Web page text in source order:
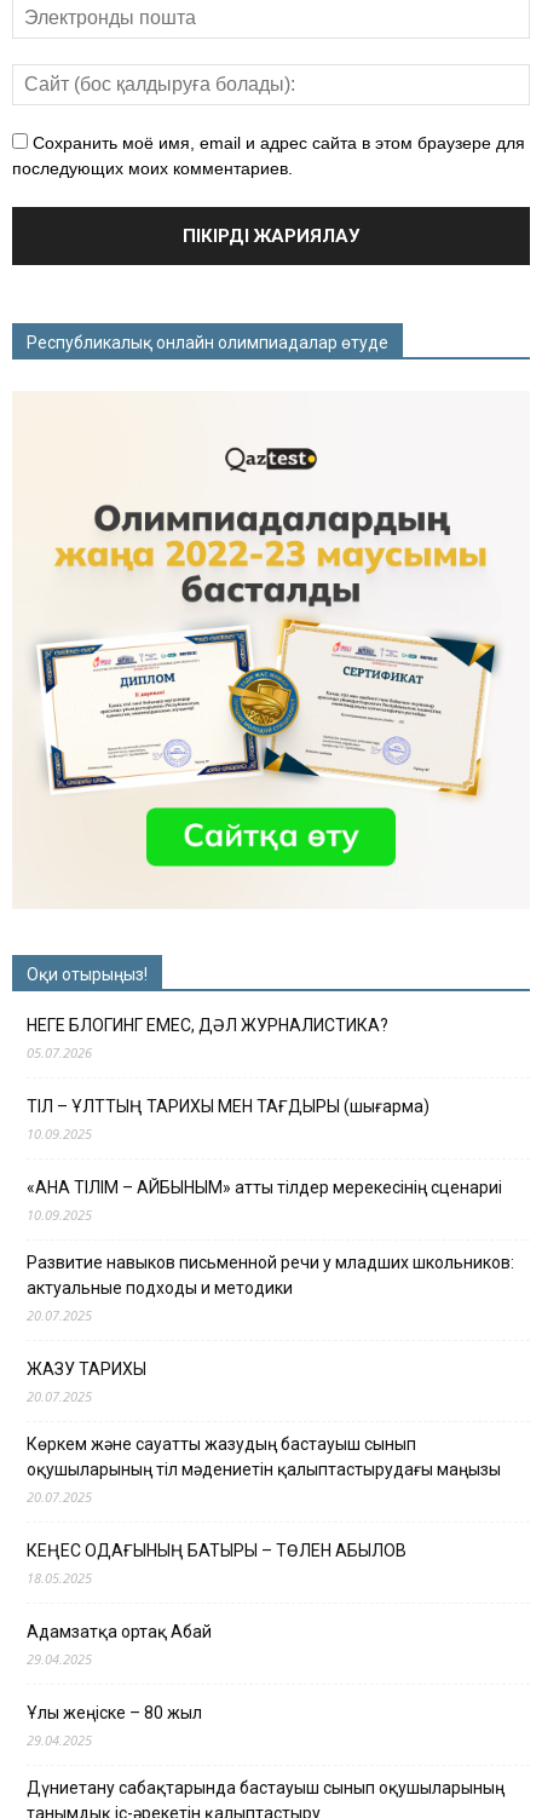
Сохранить моё имя, email и адрес сайта в этом браузере для
последующих моих комментариев.
Республикалық онлайн олимпиадалар өтуде
Оқи отырыңыз!
НЕГЕ БЛОГИНГ ЕМЕС, ДӘЛ ЖУРНАЛИСТИКА?
05.07.2026
ТІЛ – ҰЛТТЫҢ ТАРИХЫ МЕН ТАҒДЫРЫ (шығарма)
10.09.2025
«АНА ТІЛІМ – АЙБЫНЫМ» атты тілдер мерекесінің сценариі
10.09.2025
Развитие навыков письменной речи у младших школьников:
актуальные подходы и методики
20.07.2025
ЖАЗУ ТАРИХЫ
20.07.2025
Көркем және сауатты жазудың бастауыш сынып
оқушыларының тіл мәдениетін қалыптастырудағы маңызы
20.07.2025
КЕҢЕС ОДАҒЫНЫҢ БАТЫРЫ – ТӨЛЕН ҚАБЫЛОВ
18.05.2025
Адамзатқа ортақ Абай
29.04.2025
Ұлы жеңіске – 80 жыл
29.04.2025
Дүниетану сабақтарында бастауыш сынып оқушыларының
танымдық іс-әрекетін қалыптастыру